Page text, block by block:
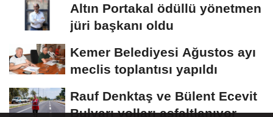
Altın Portakal ödüllü yönetmen
jüri başkanı oldu
Kemer Belediyesi Ağustos ayı
meclis toplantısı yapıldı
Rauf Denktaş ve Bülent Ecevit
Bulvarı yolları asfaltlanıyor